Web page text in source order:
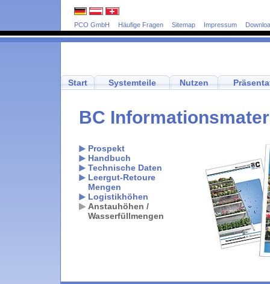
PCO GmbH Häufige Fragen Sitemap Impressum
Start Systemteile Nutzen
BC
Prospekt
Handbuch
Technische Daten
Leergut-Retoure
Mengen
Logistikhöhen
Anstauhöhen /
Wasserfüllmengen